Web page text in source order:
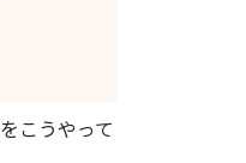
こうやって